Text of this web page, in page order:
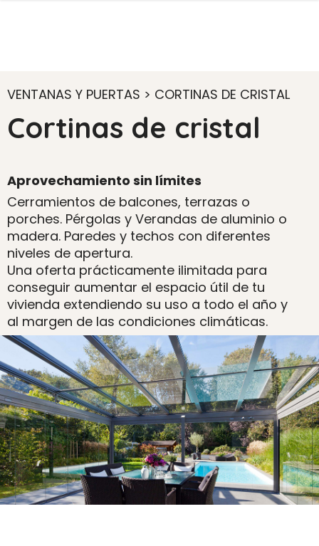
VENTANAS Y PUERTAS > CORTINAS DE CRISTAL
Cortinas de cristal
Aprovechamiento sin límites
Cerramientos de balcones, terrazas o
porches. Pérgolas y Verandas de aluminio o
madera. Paredes y techos con diferentes
niveles de apertura.
Una oferta prácticamente ilimitada para
conseguir aumentar el espacio útil de tu
vivienda extendiendo su uso a todo el año y
al margen de las condiciones climáticas.